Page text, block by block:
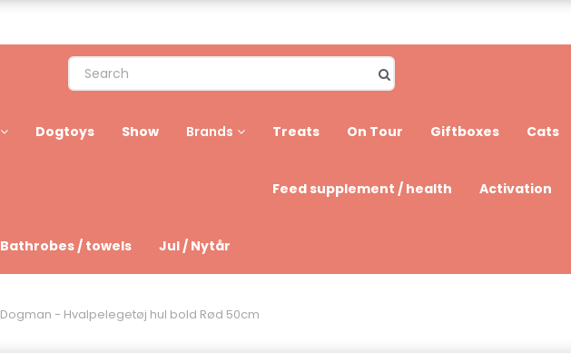
Dogtoys Show Brands Treats On Tour Giftboxes Cats
Feed supplement / health Activation
Bathrobes / towels Jul / Nytår
Dogman - Hvalpelegetøj hul bold Rød 50cm